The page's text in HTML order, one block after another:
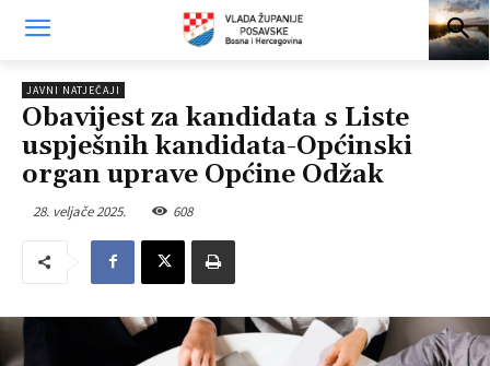
JAVNI NATJEČAJI
Obavijest za kandidata s Liste
uspješnih kandidata-Općinski
organ uprave Općine Odžak
28. veljače 2025. 608